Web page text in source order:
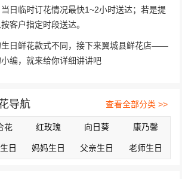
日临时订花情况最快1~2小时送达；若是提
客户指定时段送达。
生日鲜花款式不同，接下来翼城县鲜花店——
编，就来给你详细讲讲吧
导航 查看全部分类 >>
花 红玫瑰 向日葵 康乃馨
日 妈妈生日 父亲生日 老师生日